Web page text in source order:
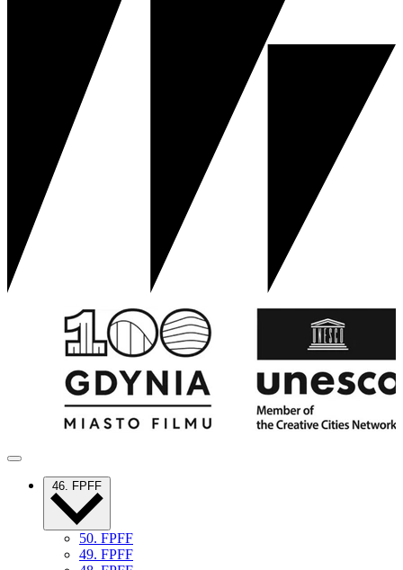
46. FPFF
50. FPFF
49. FPFF